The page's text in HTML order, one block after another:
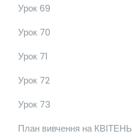
Урок 69
Урок 70
Урок 71
Урок 72
Урок 73
План вивчення на КВІТЕНЬ